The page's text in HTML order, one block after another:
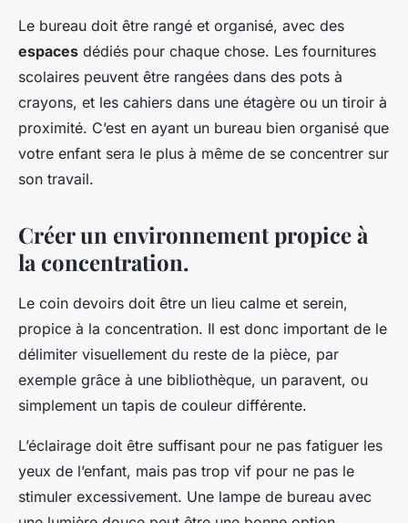
Le bureau doit être rangé et organisé, avec des
espaces dédiés pour chaque chose. Les fournitures
scolaires peuvent être rangées dans des pots à
crayons, et les cahiers dans une étagère ou un tiroir à
proximité. C’est en ayant un bureau bien organisé que
votre enfant sera le plus à même de se concentrer sur
son travail.
Créer un environnement propice à
la concentration.
Le coin devoirs doit être un lieu calme et serein,
propice à la concentration. Il est donc important de le
délimiter visuellement du reste de la pièce, par
exemple grâce à une bibliothèque, un paravent, ou
simplement un tapis de couleur différente.
L’éclairage doit être suffisant pour ne pas fatiguer les
yeux de l’enfant, mais pas trop vif pour ne pas le
stimuler excessivement. Une lampe de bureau avec